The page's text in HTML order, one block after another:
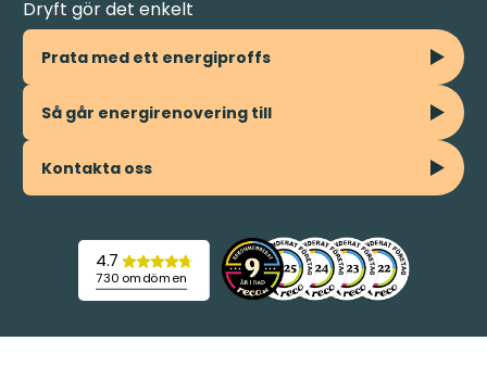
Dryft gör det enkelt
Prata med ett energiproffs
Så går energirenovering till
Kontakta oss
4.7
730 omdömen